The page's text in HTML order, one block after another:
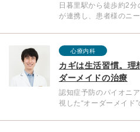
日暮里駅から徒歩約2
が連携し、患者様のニ
心療内科
カギは生活習慣。理
ダーメイドの治療
認知症予防のパイオニ
視した“オーダーメイド